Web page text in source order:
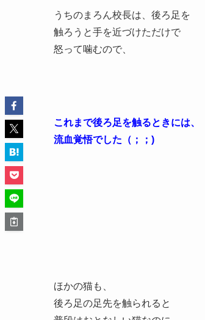
うちのまろん校長は、後ろ足を
触ろうと手を近づけただけで
怒って噛むので、
これまで後ろ足を触るときには、
流血覚悟でした（；；)